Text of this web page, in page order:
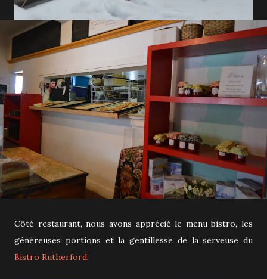
Côté restaurant, nous avons apprécié le menu bistro, les
généreuses portions et la gentillesse de la serveuse du
Bistro Rutherford.